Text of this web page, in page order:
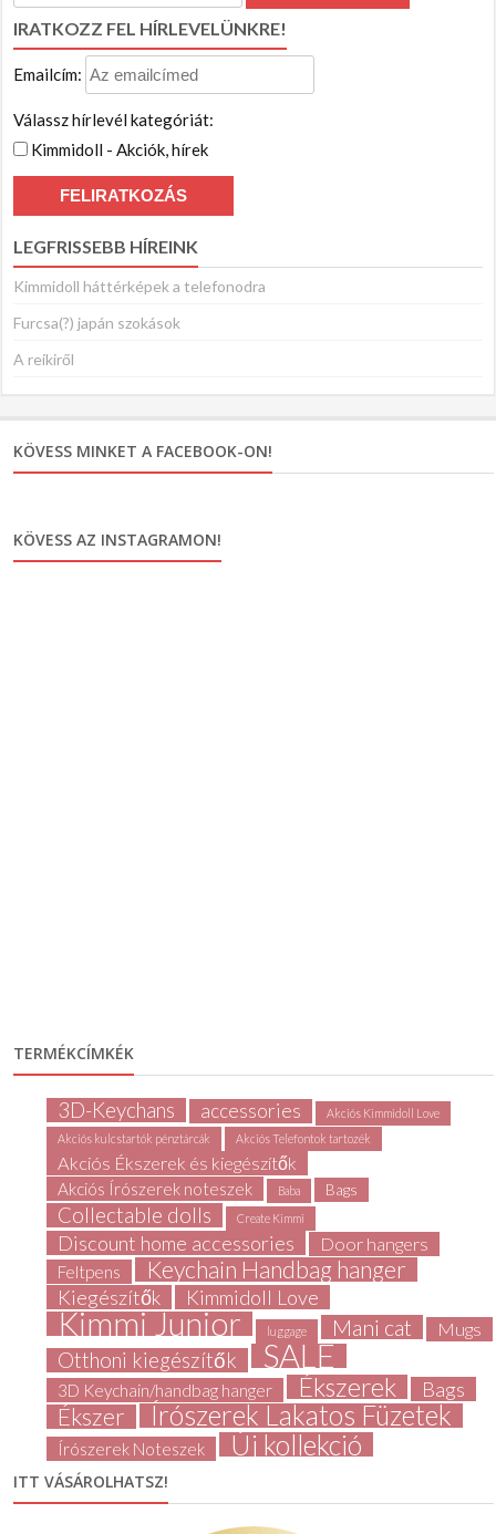
for:
IRATKOZZ FEL HÍRLEVELÜNKRE!
Emailcím:
Válassz hírlevél kategóriát:
Kimmidoll - Akciók, hírek
LEGFRISSEBB HÍREINK
Kimmidoll háttérképek a telefonodra
Furcsa(?) japán szokások
A reikiről
KÖVESS MINKET A FACEBOOK-ON!
KÖVESS AZ INSTAGRAMON!
TERMÉKCÍMKÉK
3D-Keychans accessories
Akciós Kimmidoll Love
Akciós kulcstartók pénztárcák
Akciós Telefontok tartozék
Akciós Ékszerek és kiegészítők
Akciós Írószerek noteszek Baba Bags
Collectable dolls Create Kimmi
Discount home accessories Door hangers
Feltpens Keychain Handbag hanger
Kiegészítők Kimmidoll Love
Kimmi Junior luggage Mani cat Mugs
Otthoni kiegészítők SALE
3D Keychain/handbag hanger Ékszerek Bags
Ékszer Írószerek Lakatos Füzetek
Írószerek Noteszek Új kollekció
ITT VÁSÁROLHATSZ!